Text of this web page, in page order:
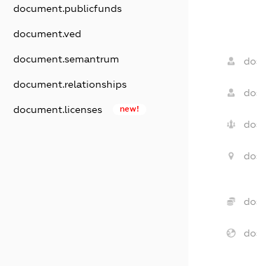
document.publicfunds
document.ved
document.semantrum
document.relationships
document.licenses new!